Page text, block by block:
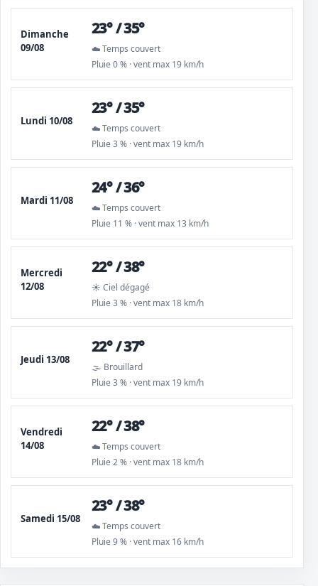
Dimanche
09/08
23° / 35°
☁️ Temps couvert
Pluie 0 % · vent max 19 km/h
Lundi 10/08
23° / 35°
☁️ Temps couvert
Pluie 3 % · vent max 19 km/h
Mardi 11/08
24° / 36°
☁️ Temps couvert
Pluie 11 % · vent max 13 km/h
Mercredi
12/08
22° / 38°
☀️ Ciel dégagé
Pluie 3 % · vent max 18 km/h
Jeudi 13/08
22° / 37°
🌫️ Brouillard
Pluie 3 % · vent max 19 km/h
Vendredi
14/08
22° / 38°
☁️ Temps couvert
Pluie 2 % · vent max 18 km/h
Samedi 15/08
23° / 38°
☁️ Temps couvert
Pluie 9 % · vent max 16 km/h